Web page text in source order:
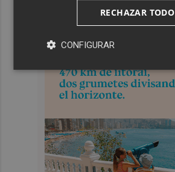
RECHAZAR TODO
CONFIGURAR